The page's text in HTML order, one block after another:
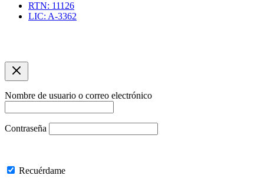
RTN: 11126
LIC: A-3362
Nombre de usuario o correo electrónico
Contraseña
Recuérdame